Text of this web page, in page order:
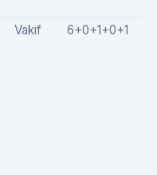
Vakıf 6+0+1+0+1